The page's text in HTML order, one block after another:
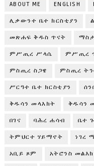
ABOUT ME ENGLISH
ሊቃውንተ ቤተ ክርስቲያን
መጽሐፍ ቅዱስ ጥናት
ምሥጢረ ሥላሴ ምሥጢረ
ምስጢረ ስጋዌ ምስጢረ
ሥርዓተ ቤተ ክርስቲያን
ቅዱሳን መላእክት ቅዱሳን
በገና ባሕረ ሐሳብ ቤተ
ትምህርተ ሃይማኖት ነገረ
አቢይ ጾም አትሮንስ